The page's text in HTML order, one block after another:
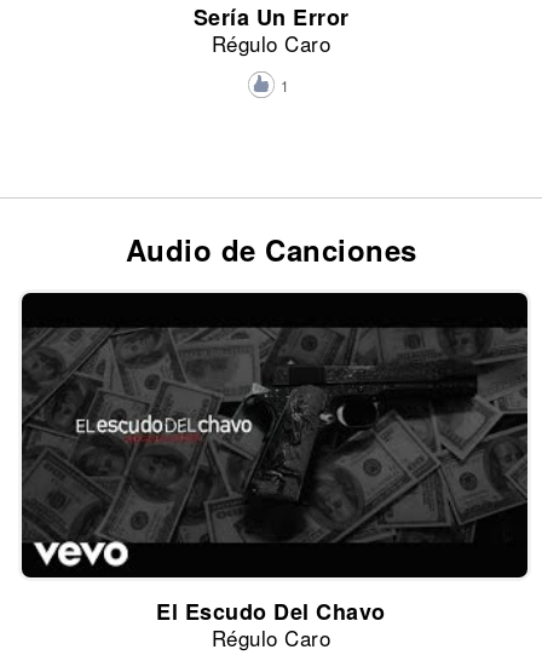
Sería Un Error
Régulo Caro
1
Audio de Canciones
El Escudo Del Chavo
Régulo Caro